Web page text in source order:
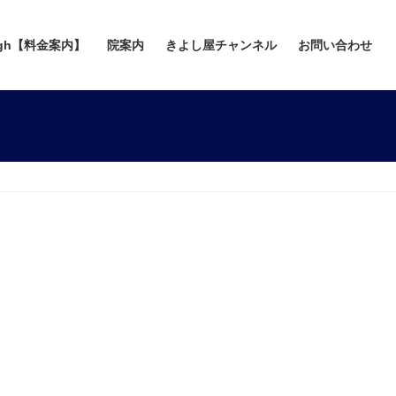
【料金案内】 院案内 きよし屋チャンネル お問い合わせ